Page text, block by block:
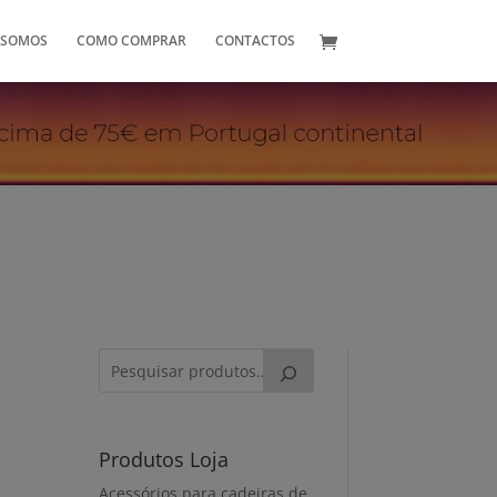
COMO COMPRAR CONTACTOS
Produtos Loja